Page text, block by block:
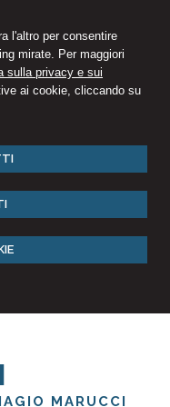
l'altro per consentire
mirate. Per maggiori
sulla privacy e sui
ai cookie, cliccando su
MARUCCI